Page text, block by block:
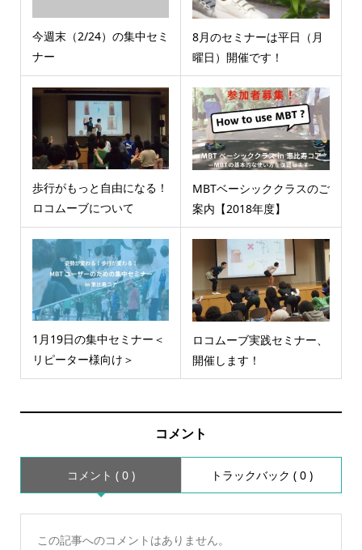
今週末（2/24）の集中セミ
ナー
8月のセミナーは平日（月
曜日）開催です！
歩行がもっと自由になる！
ロコムーブについて
MBTベーシッククラスのご
案内【2018年度】
1月19日の集中セミナー＜
リピーター様向け＞
ロコムーブ実践セミナー、
開催します！
コメント
コメント ( 0 ) トラックバック ( 0 )
この記事へのコメントはありません。